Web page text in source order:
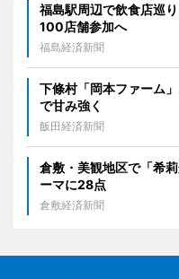
福島駅周辺で飲食店巡
100店舗参加へ
福島経済新聞
下條村「岡本ファーム
で甘み強く
飯田経済新聞
倉敷・美観地区で「希
ーマに28点
倉敷経済新聞